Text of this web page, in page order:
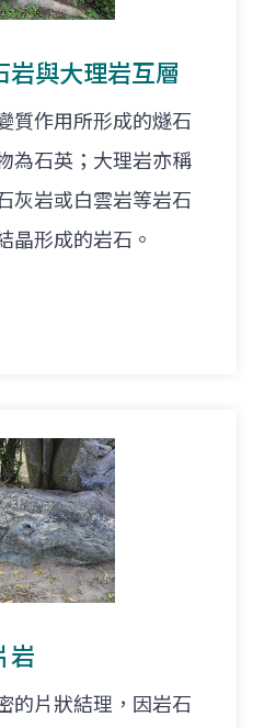
與大理岩互層
質作用所形成的燧石
為石英；大理岩亦稱
灰岩或白雲岩等岩石
晶形成的岩石。
岩
的片狀結理，因岩石